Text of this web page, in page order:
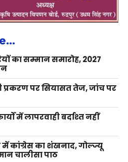
का सम्मान समारोह, 2027
प्रकरण पर सियासत तेज, जांच पर
में लापरवाही बर्दाश्त नहीं
कांग्रेस का शंखनाद, गोल्ज्यू
चालीसा पाठ